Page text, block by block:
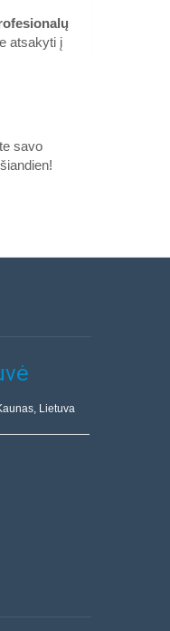
NĖRA
YRA
NĖRA
atsakyti į
savo
Lietuva